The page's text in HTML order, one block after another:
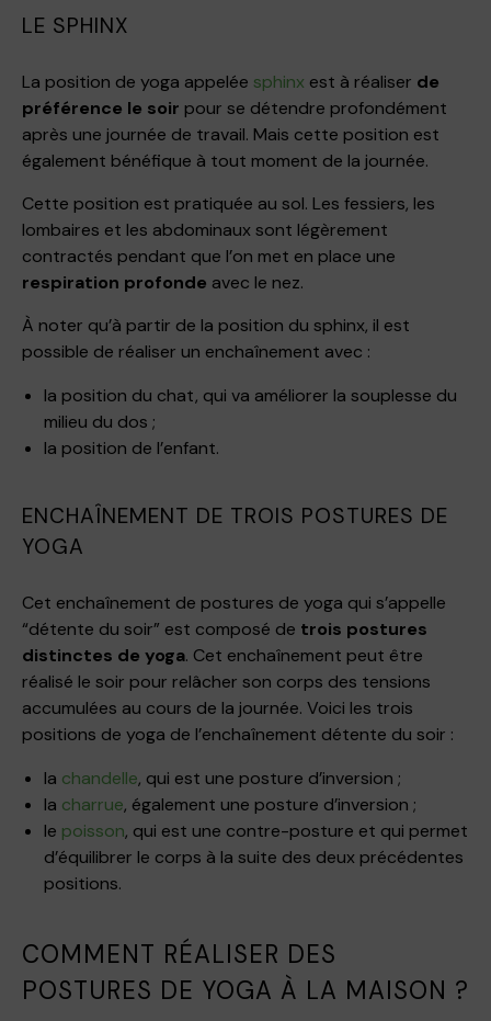
LE SPHINX
La position de yoga appelée sphinx est à réaliser de
préférence le soir pour se détendre profondément
après une journée de travail. Mais cette position est
également bénéfique à tout moment de la journée.
Cette position est pratiquée au sol. Les fessiers, les
lombaires et les abdominaux sont légèrement
contractés pendant que l’on met en place une
respiration profonde avec le nez.
À noter qu’à partir de la position du sphinx, il est
possible de réaliser un enchaînement avec :
la position du chat, qui va améliorer la souplesse du
milieu du dos ;
la position de l’enfant.
ENCHAÎNEMENT DE TROIS POSTURES DE
YOGA
Cet enchaînement de postures de yoga qui s’appelle
“détente du soir” est composé de trois postures
distinctes de yoga. Cet enchaînement peut être
réalisé le soir pour relâcher son corps des tensions
accumulées au cours de la journée. Voici les trois
positions de yoga de l’enchaînement détente du soir :
la chandelle, qui est une posture d’inversion ;
la charrue, également une posture d’inversion ;
le poisson, qui est une contre-posture et qui permet
d’équilibrer le corps à la suite des deux précédentes
positions.
COMMENT RÉALISER DES
POSTURES DE YOGA À LA MAISON ?